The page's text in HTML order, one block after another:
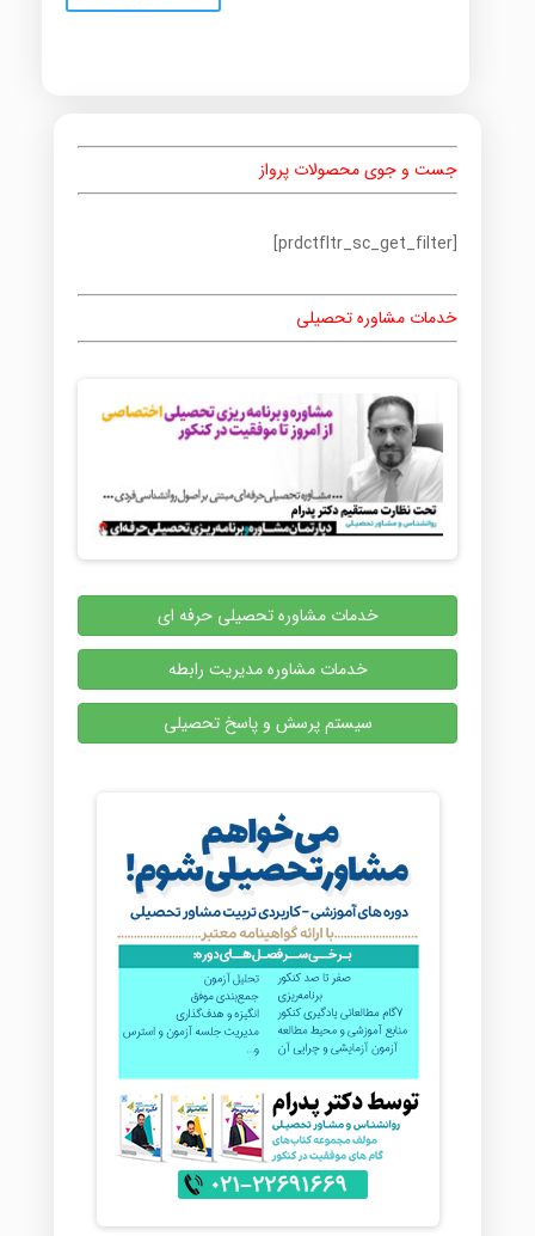
جست و جوی محصولات پرواز
[prdctfltr_sc_get_filter]
خدمات مشاوره تحصیلی
خدمات مشاوره تحصیلی حرفه ای
خدمات مشاوره مدیریت رابطه
سیستم پرسش و پاسخ تحصیلی